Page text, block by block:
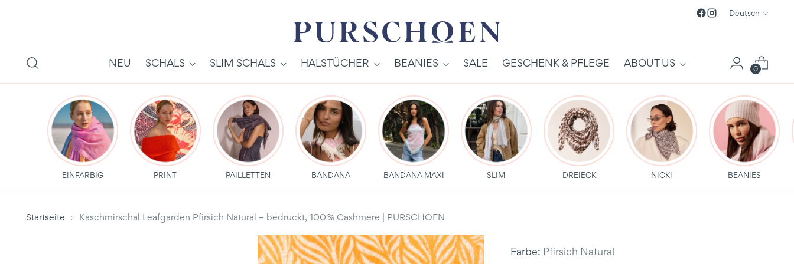
Sprache
Deutsch
NEU SCHALS SLIM SCHALS HALSTÜCHER BEANIES SALE GESCHENK & PFLEGE ABOUT US 0
EINFARBIG PRINT PAILLETTEN BANDANA BANDANA MAXI SLIM DREIECK NICKI BEANIES
Startseite Kaschmirschal Leafgarden Pfirsich Natural – bedruckt, 100 % Cashmere | PURSCHOEN
Farbe: Pfirsich Natural